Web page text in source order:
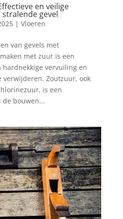
en veilige
gevel
| Vloeren
van gevels met
met zuur is een
vervuiling en
verwijderen. Zoutzuur, ook
is een
bouwen...